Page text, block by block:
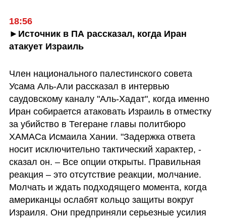
18:56
►Источник в ПА рассказал, когда Иран
атакует Израиль
Член национального палестинского совета
Усама Аль-Али рассказал в интервью
саудовскому каналу "Аль-Хадат", когда именно
Иран собирается атаковать Израиль в отместку
за убийство в Тегеране главы политбюро
ХАМАСа Исмаила Хании. "Задержка ответа
носит исключительно тактический характер, -
сказал он. – Все опции открыты. Правильная
реакция – это отсутствие реакции, молчание.
Молчать и ждать подходящего момента, когда
американцы ослабят кольцо защиты вокруг
Израиля. Они предприняли серьезные усилия